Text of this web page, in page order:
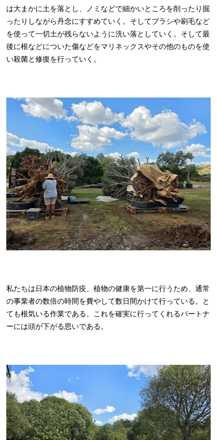
は大まかに土を落とし、ノミなどで細かいところを削ったり掘
ったりしながら丹念にすすめていく。そしてブラシや刷毛など
を使って一切土が残らないように洗い落としていく。そして最
後に根などについた傷などをマリネックスやその他のものを使
い殺菌と修復を行っていく。
私たちは日本の植物防疫、植物の健康を第一に行うため、通常
の事業者の数倍の時間を費やして数日間かけて行っている。と
ても根気いる作業である。これを確実に行ってくれるパートナ
ーには頭が下がる思いである。